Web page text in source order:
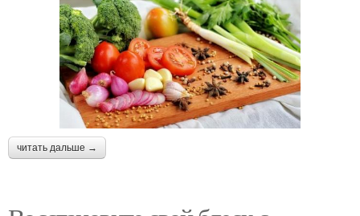
читать дальше →